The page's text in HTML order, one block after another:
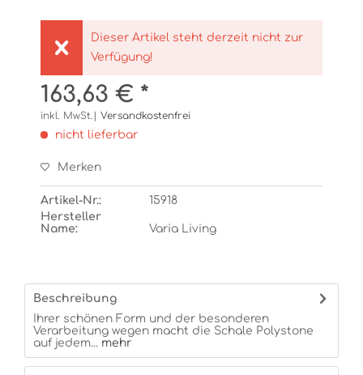
Dieser Artikel steht derzeit nicht zur
Verfügung!
163,63 € *
inkl. MwSt.| Versandkostenfrei
nicht lieferbar
Merken
Artikel-Nr.:
15918
Hersteller
Name:
Varia Living
Beschreibung
Ihrer schönen Form und der besonderen
Verarbeitung wegen macht die Schale Polystone
auf jedem... mehr